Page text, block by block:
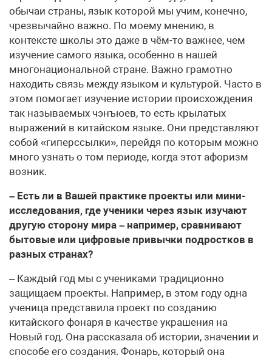
обычаи страны, язык которой мы учим, конечно,
чрезвычайно важно. По моему мнению, в
контексте школы это даже в чём-то важнее, чем
изучение самого языка, особенно в нашей
многонациональной стране. Важно грамотно
находить связь между языком и культурой. Часто в
этом помогает изучение истории происхождения
так называемых чэнъюев, то есть крылатых
выражений в китайском языке. Они представляют
собой «гиперссылки», перейдя по которым можно
много узнать о том периоде, когда этот афоризм
возник.
– Есть ли в Вашей практике проекты или мини-
исследования, где ученики через язык изучают
другую сторону мира – например, сравнивают
бытовые или цифровые привычки подростков в
разных странах?
– Каждый год мы с учениками традиционно
защищаем проекты. Например, в этом году одна
ученица представила проект по созданию
китайского фонаря в качестве украшения на
Новый год. Она рассказала об истории, значении и
способе его создания. Фонарь, который она